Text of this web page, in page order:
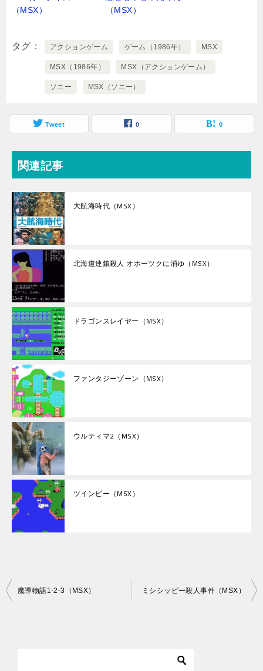
（MSX）
（MSX）
タグ アクションゲーム ゲーム（1986年） MSX
MSX（1986年） MSX（アクションゲーム）
ソニー MSX（ソニー）
Tweet 0 0
関連記事
大航海時代（MSX）
北海道連鎖殺人 オホーツクに消ゆ（MSX）
ドラゴンスレイヤー（MSX）
ファンタジーゾーン（MSX）
ウルティマ2（MSX）
ツインビー（MSX）
投
魔導物語1-2-3（MSX） ミシシッピー殺人事件（MSX）